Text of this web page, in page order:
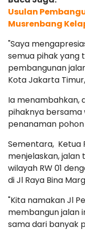
Usulan
Musrenbang
"Saya
semua pihak yang
pembangunan
Kota Jakarta
Ia menambahkan,
pihaknya bersama
penanaman
Sementara, Ketua
menjelaskan,
wilayah RW 01
di Jl Raya Bina
"Kita namakan Jl
membangun jalan
sama dari banyak